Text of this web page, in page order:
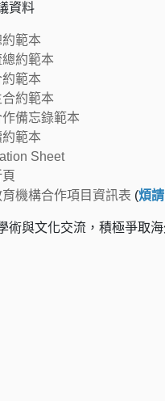
資料
範本
總約範本
範本
合約範本
備忘錄範本
範本
Sheet
機構合作項目資訊表 (煩
術與文化交流，積極爭取